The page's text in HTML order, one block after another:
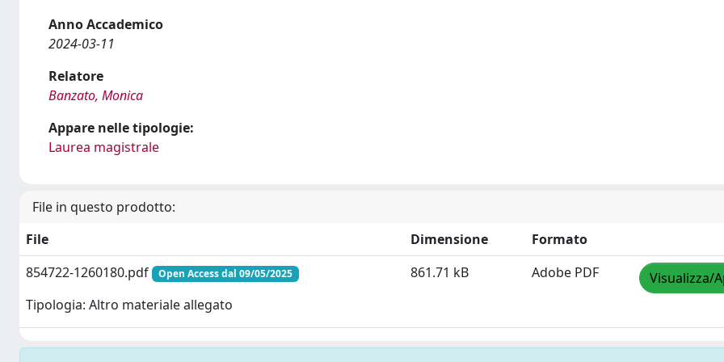
Anno Accademico
2024-03-11
Relatore
Banzato, Monica
Appare nelle tipologie:
Laurea magistrale
File in questo prodotto:
File
Dimensione
Formato
854722-1260180.pdf
Open Access dal 09/05/2025
Tipologia: Altro materiale allegato
861.71 kB Adobe PDF Visualizza/